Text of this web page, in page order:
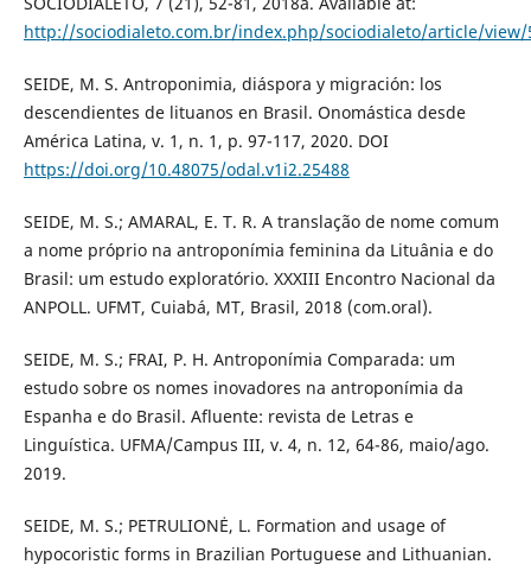
http://sociodialeto.com.br/index.php/sociodialeto/article/view/
SEIDE, M. S. Antroponimia, diáspora y migración: los
descendientes de lituanos en Brasil. Onomástica desde
América Latina, v. 1, n. 1, p. 97-117, 2020. DOI
https://doi.org/10.48075/odal.v1i2.25488
SEIDE, M. S.; AMARAL, E. T. R. A translação de nome comum
a nome próprio na antroponímia feminina da Lituânia e do
Brasil: um estudo exploratório. XXXIII Encontro Nacional da
ANPOLL. UFMT, Cuiabá, MT, Brasil, 2018 (com.oral).
SEIDE, M. S.; FRAI, P. H. Antroponímia Comparada: um
estudo sobre os nomes inovadores na antroponímia da
Espanha e do Brasil. Afluente: revista de Letras e
Linguística. UFMA/Campus III, v. 4, n. 12, 64-86, maio/ago.
2019.
SEIDE, M. S.; PETRULIONĖ, L. Formation and usage of
hypocoristic forms in Brazilian Portuguese and Lithuanian.